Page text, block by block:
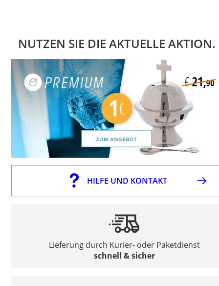
NUTZEN SIE DIE AKTUELLE AKTION.
HILFE UND KONTAKT
Lieferung durch Kurier- oder Paketdienst
schnell & sicher